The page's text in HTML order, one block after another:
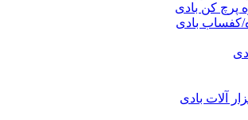
پرچ کن بادی
کفساب بادی
آلات بادی